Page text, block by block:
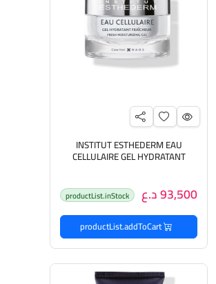
INSTITUT ESTHEDERM EAU
CELLULAIRE GEL HYDRATANT
93,500 د.ع productList.inStock
productList.addToCart